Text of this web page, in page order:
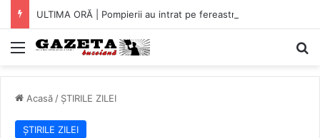
Mediu
Acasă / ȘTIRILE ZILEI
ȘTIRILE ZILEI